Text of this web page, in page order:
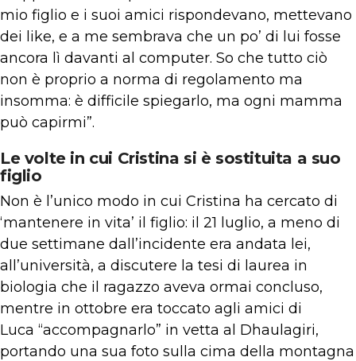
mio figlio e i suoi amici rispondevano, mettevano
dei like, e a me sembrava che un po’ di lui fosse
ancora lì davanti al computer. So che tutto ciò
non è proprio a norma di regolamento ma
insomma: è difficile spiegarlo, ma ogni mamma
può capirmi”.
Le volte in cui Cristina si è sostituita a suo
figlio
Non è l’unico modo in cui Cristina ha cercato di
‘mantenere in vita’ il figlio: il 21 luglio, a meno di
due settimane dall’incidente era andata lei,
all’università, a discutere la tesi di laurea in
biologia che il ragazzo aveva ormai concluso,
mentre in ottobre era toccato agli amici di
Luca “accompagnarlo” in vetta al Dhaulagiri,
portando una sua foto sulla cima della montagna